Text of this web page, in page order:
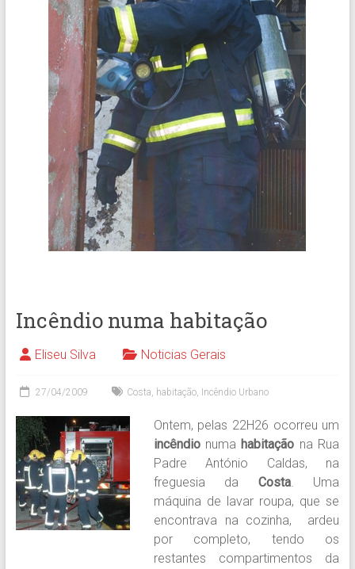
Incêndio numa habitação
Eliseu Silva Noticias Gerais
27/04/2009 Costa, habitação, Incêndio Urbano
Ontem, pelas 22H26 ocorreu um
incêndionuma habitação na Rua
Padre António Caldas, na
freguesia da Costa. Uma
máquina de lavar roupa, que se
encontrava na cozinha, ardeu
por completo, tendo os
restantes compartimentos da